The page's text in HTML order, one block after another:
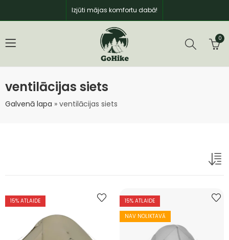
Izjūti mājas komfortu dabā!
0
ventilācijas siets
Galvenā lapa » ventilācijas siets
15% ATLAIDE 15% ATLAIDE
NAV NOLIKTAVĀ